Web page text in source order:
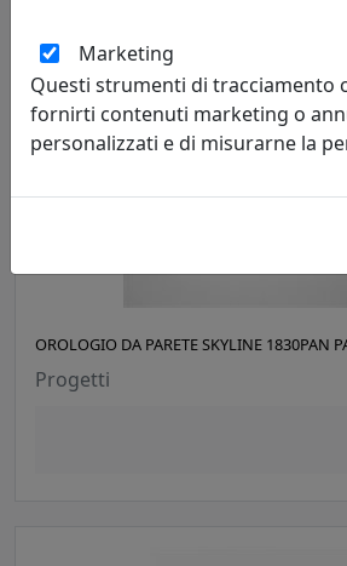
OROLOGIO DA PARETE SKYLINE 1830PAN
Progetti
Marketing
Questi strumenti di tracciamento
fornirti contenuti marketing o
personalizzati e di misurarne la